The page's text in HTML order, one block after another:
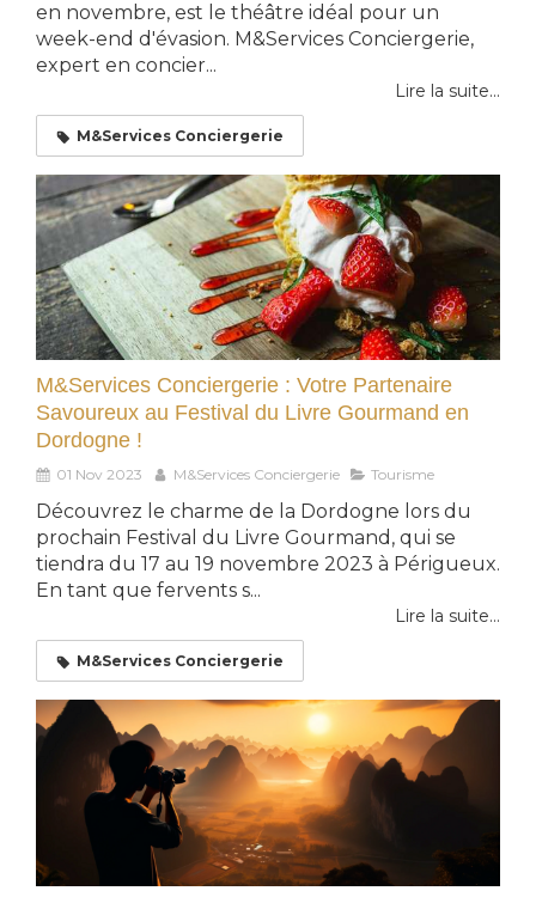
en novembre, est le théâtre idéal pour un
week-end d'évasion. M&Services Conciergerie,
expert en concier...
Lire la suite...
M&Services Conciergerie
M&Services Conciergerie : Votre Partenaire
Savoureux au Festival du Livre Gourmand en
Dordogne !
01 Nov 2023 M&Services Conciergerie Tourisme
Découvrez le charme de la Dordogne lors du
prochain Festival du Livre Gourmand, qui se
tiendra du 17 au 19 novembre 2023 à Périgueux.
En tant que fervents s...
Lire la suite...
M&Services Conciergerie